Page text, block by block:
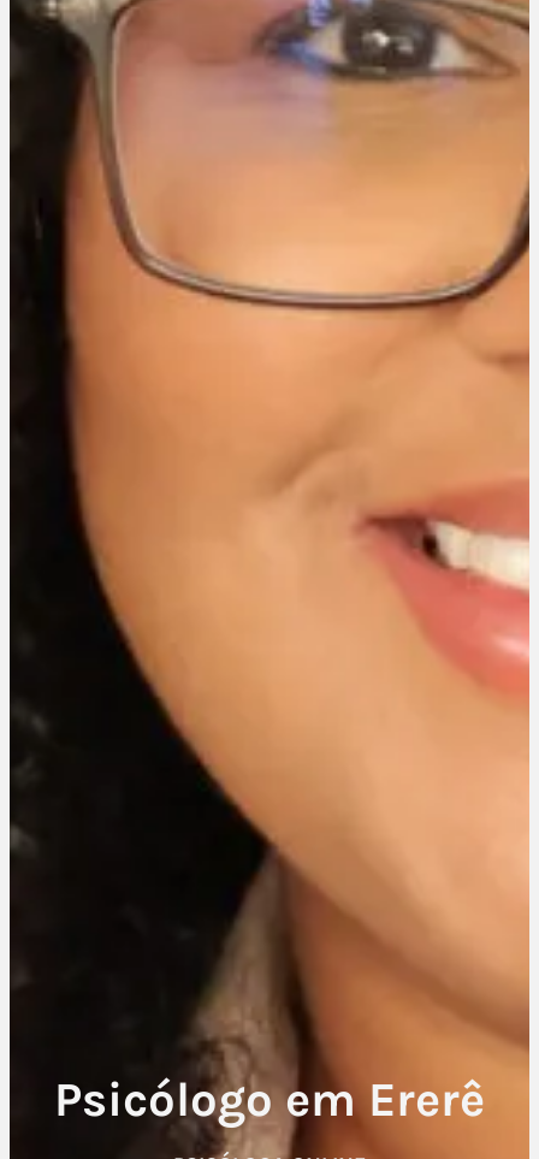
Psicólogo em Ererê